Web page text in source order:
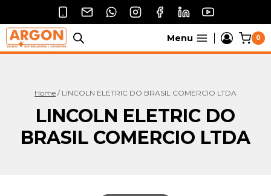
o
Conteúdo
Menu 0
Home / LINCOLN ELETRIC DO BRASIL COMERCIO LTDA
LINCOLN ELETRIC DO
BRASIL COMERCIO LTDA